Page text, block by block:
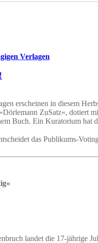
Verlagen
erscheinen in diesem
ZuSatz«, dotiert
Buch. Ein Kuratorium
das Publikums-
landet die 17-